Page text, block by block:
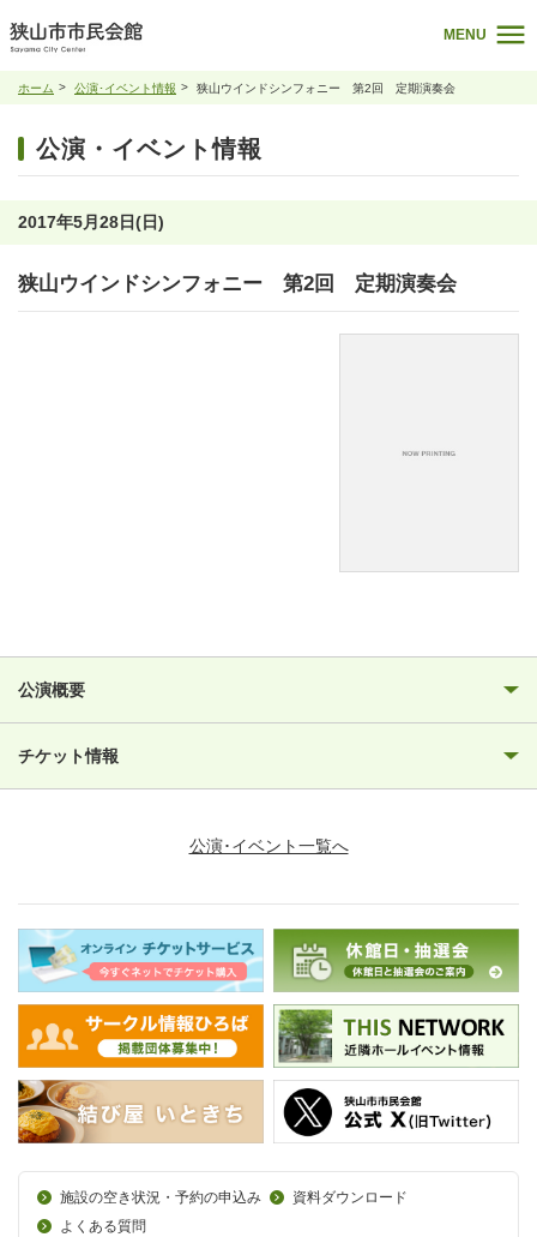
MENU
ホーム 公演･イベント情報 狭山ウインドシンフォニー 第2回 定期演奏会
公演・イベント情報
2017年5月28日(日)
狭山ウインドシンフォニー 第2回 定期演奏会
公演概要
チケット情報
公演･イベント一覧へ
施設の空き状況・予約の申込み
資料ダウンロード
よくある質問